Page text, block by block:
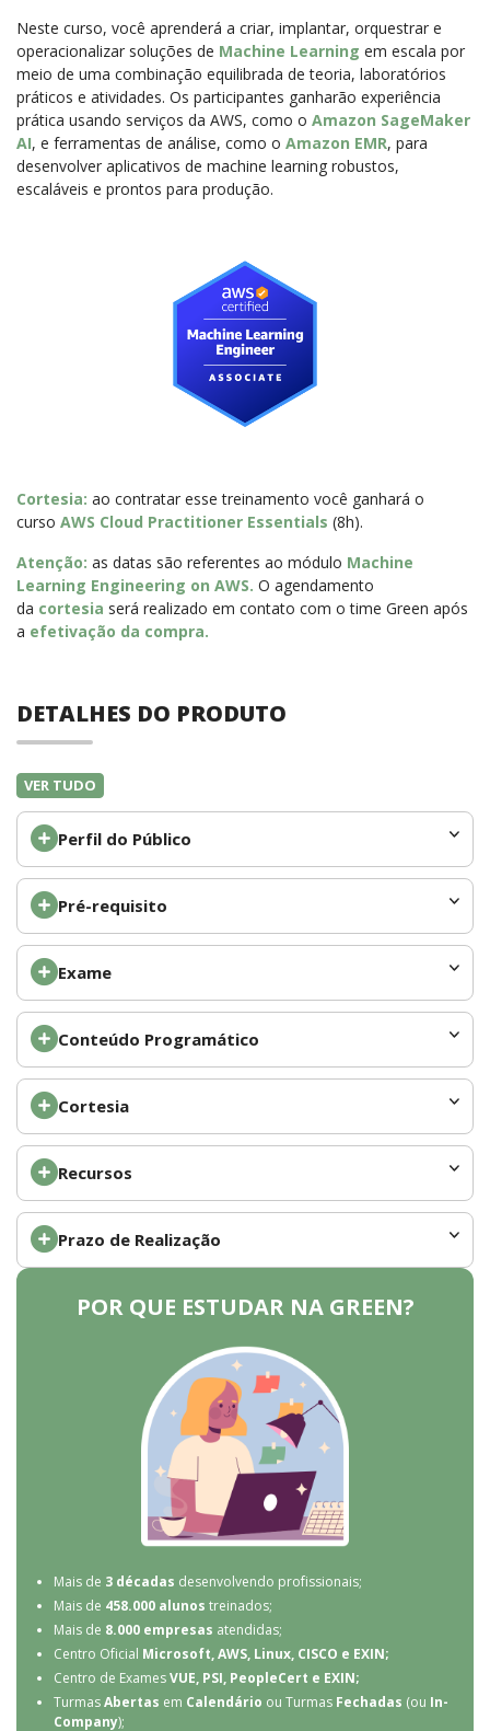
Neste curso, você aprenderá a criar, implantar, orquestrar e
operacionalizar soluções de Machine Learning em escala por
meio de uma combinação equilibrada de teoria, laboratórios
práticos e atividades. Os participantes ganharão experiência
prática usando serviços da AWS, como o Amazon SageMaker
AI, e ferramentas de análise, como o Amazon EMR, para
desenvolver aplicativos de machine learning robustos,
escaláveis e prontos para produção.
Cortesia: ao contratar esse treinamento você ganhará o
curso AWS Cloud Practitioner Essentials (8h).
Atenção: as datas são referentes ao módulo Machine
Learning Engineering on AWS. O agendamento
da cortesia será realizado em contato com o time Green após
a efetivação da compra.
DETALHES DO PRODUTO
VER TUDO
Perfil do Público
Pré-requisito
Exame
Conteúdo Programático
Cortesia
Recursos
Prazo de Realização
POR QUE ESTUDAR NA GREEN?
Mais de 3 décadas desenvolvendo profissionais;
Mais de 458.000 alunos treinados;
Mais de 8.000 empresas atendidas;
Centro Oficial Microsoft, AWS, Linux, CISCO e EXIN;
Centro de ExamesVUE, PSI, PeopleCert e EXIN;
TurmasAbertas em Calendário ou Turmas Fechadas (ou In-
Company);